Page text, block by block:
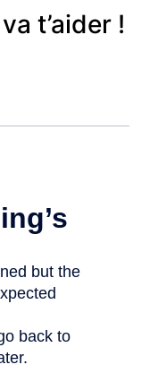
t’aider !